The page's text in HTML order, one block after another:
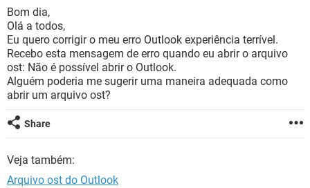
INSTAGRAM
GUIA DE COMPRAS
OUTLOOK
INSTAGRAM GMAIL
GUIA DE COMPRAS
JOGOS
CELULAR
OUTLOOK EXCEL
INSTAGRAM
GUIA DE COMPRAS
Bom dia,
Olá a todos,
Eu quero corrigir o meu erro Outlook experiência terrível.
Recebo esta mensagem de erro quando eu abrir o arquivo
ost: Não é possível abrir o Outlook.
Alguém poderia me sugerir uma maneira adequada como
abrir um arquivo ost?
Share
Veja também:
Arquivo ost do Outlook